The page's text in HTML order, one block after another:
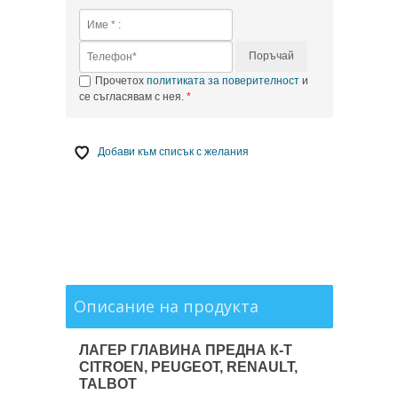
Поръчай
Прочетох политиката за поверителности
се съгласявам с нея.
Добави към списък с желания
Описание на продукта
ЛАГЕР ГЛАВИНА ПРЕДНА К-Т
CITROEN, PEUGEOT, RENAULT,
TALBOT